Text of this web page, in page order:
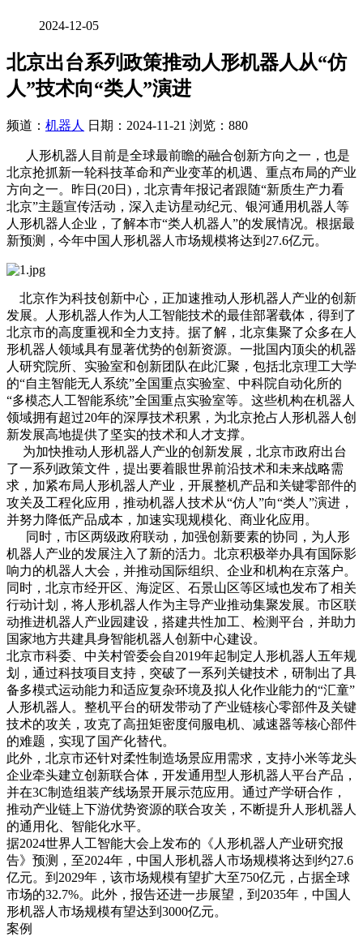
2024-12-05
北京出台系列政策推动人形机器人从“仿
人”技术向“类人”演进
频道： 机器人 日期： 2024-11-21 浏览：880
人形机器人目前是全球最前瞻的融合创新方向之一，也是
北京抢抓新一轮科技革命和产业变革的机遇、重点布局的产业
方向之一。昨日(20日)，北京青年报记者跟随“新质生产力看
北京”主题宣传活动，深入走访星动纪元、银河通用机器人等
人形机器人企业，了解本市“类人机器人”的发展情况。根据最
新预测，今年中国人形机器人市场规模将达到27.6亿元。
北京作为科技创新中心，正加速推动人形机器人产业的创新
发展。人形机器人作为人工智能技术的最佳部署载体，得到了
北京市的高度重视和全力支持。据了解，北京集聚了众多在人
形机器人领域具有显著优势的创新资源。一批国内顶尖的机器
人研究院所、实验室和创新团队在此汇聚，包括北京理工大学
的“自主智能无人系统”全国重点实验室、中科院自动化所的
“多模态人工智能系统”全国重点实验室等。这些机构在机器人
领域拥有超过20年的深厚技术积累，为北京抢占人形机器人创
新发展高地提供了坚实的技术和人才支撑。
为加快推动人形机器人产业的创新发展，北京市政府出台
了一系列政策文件，提出要着眼世界前沿技术和未来战略需
求，加紧布局人形机器人产业，开展整机产品和关键零部件的
攻关及工程化应用，推动机器人技术从“仿人”向“类人”演进，
并努力降低产品成本，加速实现规模化、商业化应用。
同时，市区两级政府联动，加强创新要素的协同，为人形
机器人产业的发展注入了新的活力。北京积极举办具有国际影
响力的机器人大会，并推动国际组织、企业和机构在京落户。
同时，北京市经开区、海淀区、石景山区等区域也发布了相关
行动计划，将人形机器人作为主导产业推动集聚发展。市区联
动推进机器人产业园建设，搭建共性加工、检测平台，并助力
国家地方共建具身智能机器人创新中心建设。
北京市科委、中关村管委会自2019年起制定人形机器人五年规
划，通过科技项目支持，突破了一系列关键技术，研制出了具
备多模式运动能力和适应复杂环境及拟人化作业能力的“汇童”
人形机器人。整机平台的研发带动了产业链核心零部件及关键
技术的攻关，攻克了高扭矩密度伺服电机、减速器等核心部件
的难题，实现了国产化替代。
此外，北京市还针对柔性制造场景应用需求，支持小米等龙头
企业牵头建立创新联合体，开发通用型人形机器人平台产品，
并在3C制造组装产线场景开展示范应用。通过产学研合作，
推动产业链上下游优势资源的联合攻关，不断提升人形机器人
的通用化、智能化水平。
据2024世界人工智能大会上发布的《人形机器人产业研究报
告》预测，至2024年，中国人形机器人市场规模将达到约27.6
亿元。到2029年，该市场规模有望扩大至750亿元，占据全球
市场的32.7%。此外，报告还进一步展望，到2035年，中国人
形机器人市场规模有望达到3000亿元。
案例